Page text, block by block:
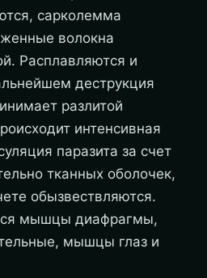
сарколемма
волокна
Расплавляются и
деструкция
разлитой
интенсивная
паразита за счет
тканных оболочек,
обызвествляются.
мышцы диафрагмы,
мышцы глаз и